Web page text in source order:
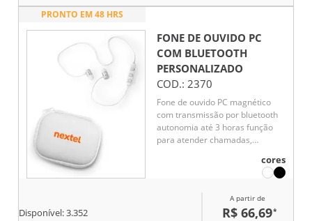
PRONTO EM 48 HRS
FONE DE OUVIDO PC
COM BLUETOOTH
PERSONALIZADO
COD.: 2370
Fone de ouvido PC magnético
com transmissão por bluetooth
autonomia até 3 horas função
para atender chamadas,
playlist do dispositivo móvel.
incluso cabo USB/micro USB
cores
Disponível:3.352
A partir de
R$ 66,69*